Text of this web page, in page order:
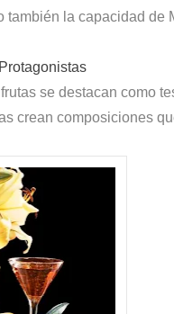
la capacidad de
Protagonistas
se destacan como
crean composiciones